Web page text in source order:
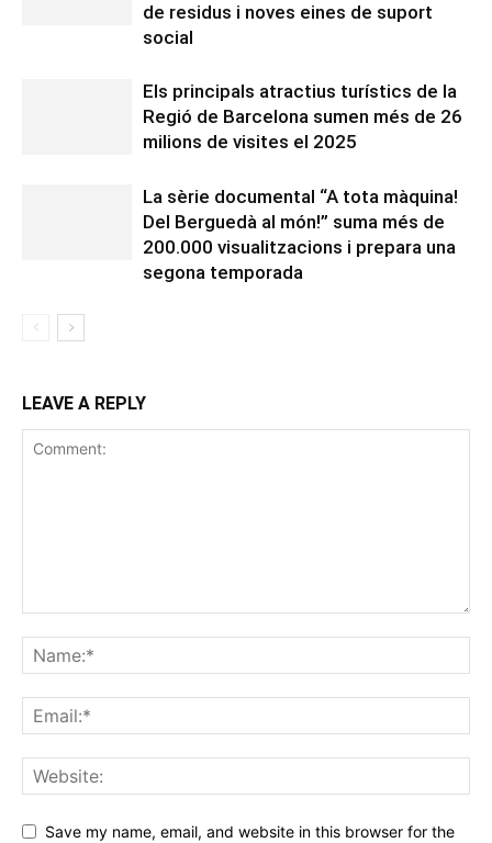
de residus i noves eines de suport
social
Els principals atractius turístics de la
Regió de Barcelona sumen més de 26
milions de visites el 2025
La sèrie documental “A tota màquina!
Del Berguedà al món!” suma més de
200.000 visualitzacions i prepara una
segona temporada
LEAVE A REPLY
Save my name, email, and website in this browser for the